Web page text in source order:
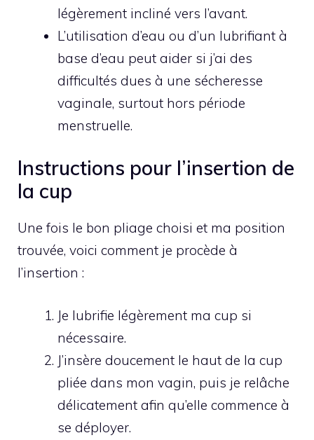
légèrement incliné vers l’avant.
L’utilisation d’eau ou d’un lubrifiant à
base d’eau peut aider si j’ai des
difficultés dues à une sécheresse
vaginale, surtout hors période
menstruelle.
Instructions pour l’insertion de
la cup
Une fois le bon pliage choisi et ma position
trouvée, voici comment je procède à
l’insertion :
Je lubrifie légèrement ma cup si
nécessaire.
J’insère doucement le haut de la cup
pliée dans mon vagin, puis je relâche
délicatement afin qu’elle commence à
se déployer.